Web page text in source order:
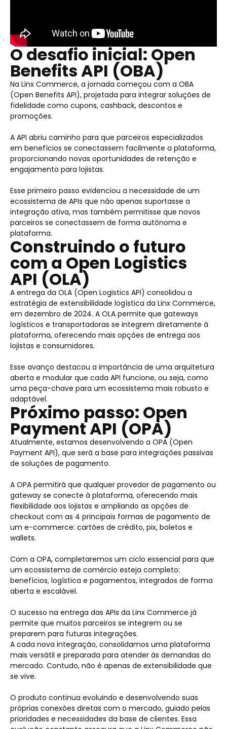
O desafio inicial: Open
Benefits API (OBA)
Na Linx Commerce, a jornada começou com a OBA
(Open Benefits API), projetada para integrar soluções de
fidelidade como cupons, cashback, descontos e
promoções.
A API abriu caminho para que parceiros especializados
em benefícios se conectassem facilmente a plataforma,
proporcionando novas oportunidades de retenção e
engajamento para lojistas.
Esse primeiro passo evidenciou a necessidade de um
ecossistema de APIs que não apenas suportasse a
integração ativa, mas também permitisse que novos
parceiros se conectassem de forma autônoma e
plataforma.
Construindo o futuro
com a Open Logistics
API (OLA)
A entrega da OLA (Open Logistics API) consolidou a
estratégia de extensibilidade logística da Linx Commerce,
em dezembro de 2024. A OLA permite que gateways
logísticos e transportadoras se integrem diretamente à
plataforma, oferecendo mais opções de entrega aos
lojistas e consumidores.
Esse avanço destacou a importância de uma arquitetura
aberta e modular que cada API funcione, ou seja, como
uma peça-chave para um ecossistema mais robusto e
adaptável.
Próximo passo: Open
Payment API (OPA)
Atualmente, estamos desenvolvendo a OPA (Open
Payment API), que será a base para integrações passivas
de soluções de pagamento.
A OPA permitirá que qualquer provedor de pagamento ou
gateway se conecte à plataforma, oferecendo mais
flexibilidade aos lojistas e ampliando as opções de
checkout com as 4 principais formas de pagamento de
um e-commerce: cartões de crédito, pix, boletos e
wallets.
Com a OPA, completaremos um ciclo essencial para que
um ecossistema de comércio esteja completo:
benefícios, logística e pagamentos, integrados de forma
aberta e escalável.
O sucesso na entrega das APIs da Linx Commerce já
permite que muitos parceiros se integrem ou se
preparem para futuras integrações.
A cada nova integração, consolidamos uma plataforma
mais versátil e preparada para atender às demandas do
mercado. Contudo, não é apenas de extensibilidade que
se vive.
O produto continua evoluindo e desenvolvendo suas
próprias conexões diretas com o mercado, guiado pelas
prioridades e necessidades da base de clientes. Essa